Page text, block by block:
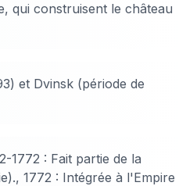
qui construisent le château
et Dvinsk (période de
1772 : Fait partie de la
1772 : Intégrée à l'Empire